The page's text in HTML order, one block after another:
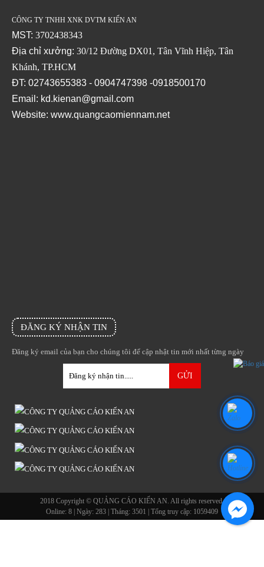
CÔNG TY TNHH XNK DVTM KIẾN AN
MST: 3702438343
Địa chỉ xưởng: 30/12 Đường DX01, Tân Vĩnh Hiệp, Tân
Khánh, TP.HCM
ĐT: 02743655383 - 0904747398 -0918500170
Email: kd.kienan@gmail.com
Website: www.quangcaomiennam.net
ĐĂNG KÝ NHẬN TIN
Đăng ký email của bạn cho chúng tôi để cập nhật tin mới nhất từng ngày
2018 Copyright © QUẢNG CÁO KIẾN AN. All rights reserved.
Online: 8 | Ngày: 283 | Tháng: 3501 | Tổng truy cập: 1059409